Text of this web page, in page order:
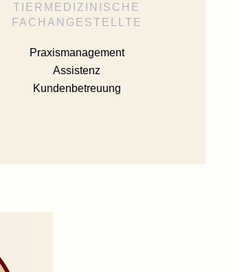
TIERMEDIZINISCHE
FACHANGESTELLTE
Praxismanagement
Assistenz
Kundenbetreuung